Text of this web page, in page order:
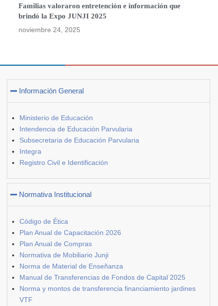
Familias valoraron entretención e información que
brindó la Expo JUNJI 2025
noviembre 24, 2025
Información General
Ministerio de Educación
Intendencia de Educación Parvularia
Subsecretaria de Educación Parvularia
Integra
Registro Civil e Identificación
Normativa Institucional
Código de Ética
Plan Anual de Capacitación 2026
Plan Anual de Compras
Normativa de Mobiliario Junji
Norma de Material de Enseñanza
Manual de Transferencias de Fondos de Capital 2025
Norma y montos de transferencia financiamiento jardines
VTF